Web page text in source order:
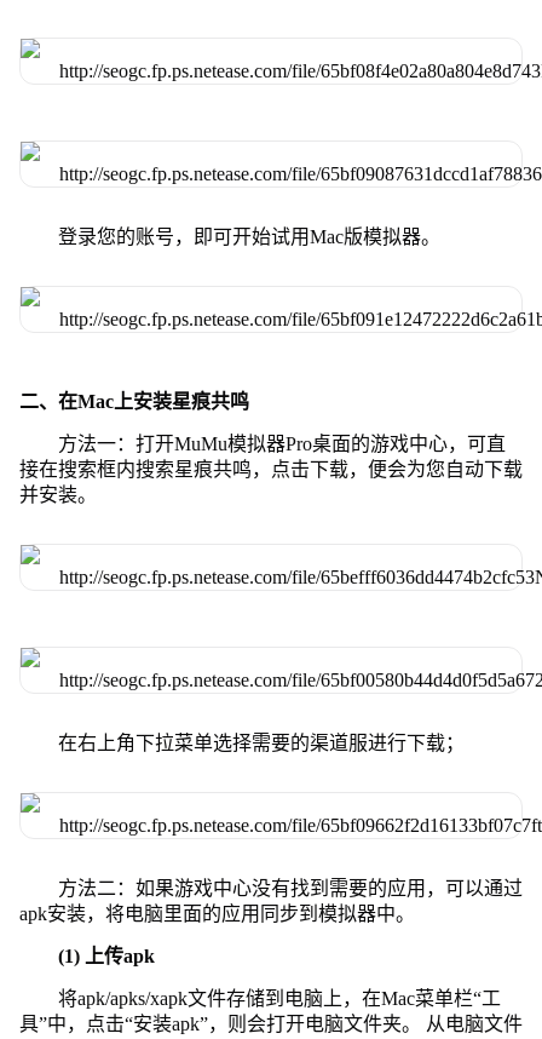
登录您的账号，即可开始试用Mac版模拟器。
二、在Mac上安装星痕共鸣
方法一：打开MuMu模拟器Pro桌面的游戏中心，可直
接在搜索框内搜索星痕共鸣，点击下载，便会为您自动下载
并安装。
在右上角下拉菜单选择需要的渠道服进行下载；
方法二：如果游戏中心没有找到需要的应用，可以通过
apk安装，将电脑里面的应用同步到模拟器中。
(1) 上传apk
将apk/apks/xapk文件存储到电脑上，在Mac菜单栏“工
具”中，点击“安装apk”，则会打开电脑文件夹。 从电脑文件